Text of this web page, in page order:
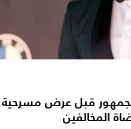
قبل عرض مسرحية
المخالفين